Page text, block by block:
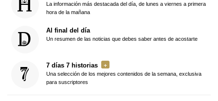
La información más destacada del día, de lunes a viernes a primera
hora de la mañana
Al final del día
Un resumen de las noticias que debes saber antes de acostarte
7 días 7 historias
Una selección de los mejores contenidos de la semana, exclusiva
para suscriptores